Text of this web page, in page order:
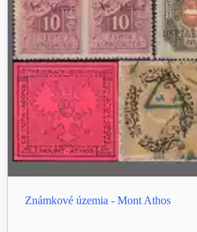
Známkové územia - Mont Athos